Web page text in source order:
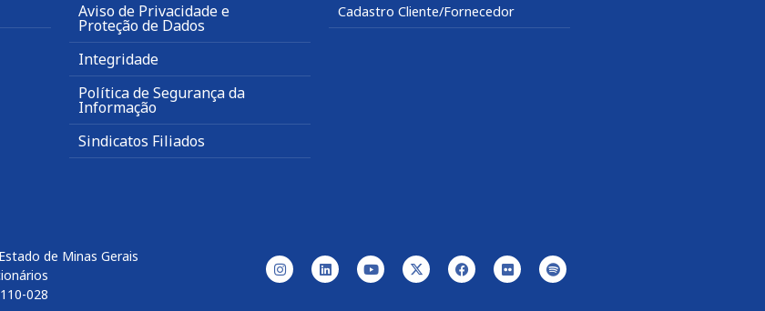
Aviso de Privacidade e
Proteção de Dados
Integridade
Política de Segurança da
Informação
Sindicatos Filiados
Cadastro Cliente/Fornecedor
de Minas Gerais
028